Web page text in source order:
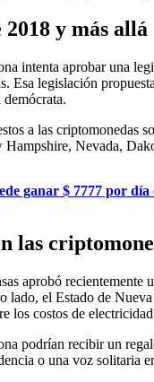
y más allá
intenta aprobar una
Esa legislación
a las criptomonedas
Nevada,
ganar $ 7777 por
las
aprobó
lado, el Estado de
los costos de
podrían recibir un
o una voz solitaria